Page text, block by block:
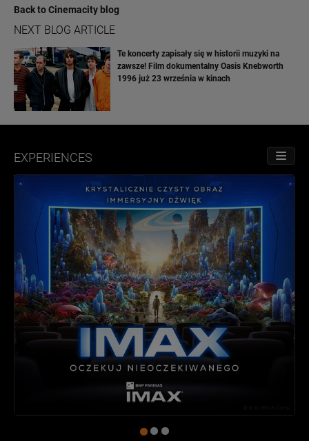
Back to Cinemacity blog
NEXT BLOG ARTICLE
Te koncerty zapisały się w historii muzyki na
zawsze! Film dokumentalny Oasis Knebworth
1996 już 23 września w kinach
EXPERIENCES